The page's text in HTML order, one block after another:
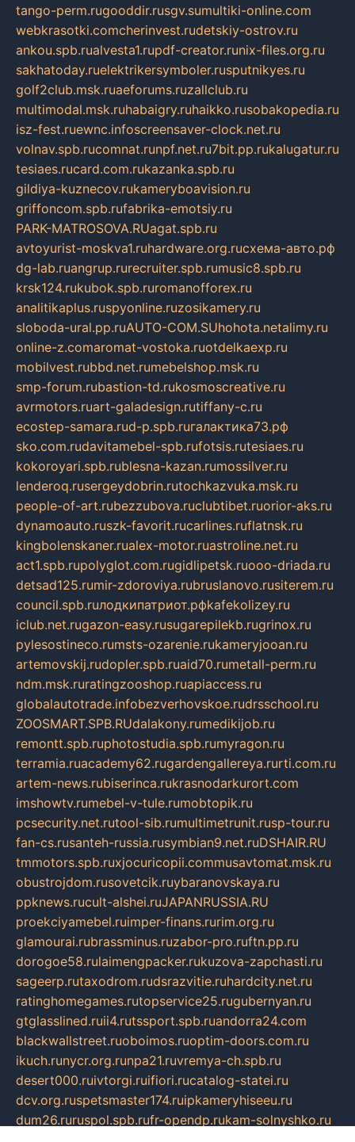
tango-perm.rugooddir.rusgv.sumultiki-online.com
webkrasotki.comcherinvest.rudetskiy-ostrov.ru
ankou.spb.rualvesta1.rupdf-creator.runix-files.org.ru
sakhatoday.ruelektrikersymboler.rusputnikyes.ru
golf2club.msk.ruaeforums.ruzallclub.ru
multimodal.msk.ruhabaigry.ruhaikko.rusobakopedia.ru
isz-fest.ruewnc.infoscreensaver-clock.net.ru
volnav.spb.rucomnat.runpf.net.ru7bit.pp.rukalugatur.ru
tesiaes.rucard.com.rukazanka.spb.ru
gildiya-kuznecov.rukameryboavision.ru
griffoncom.spb.rufabrika-emotsiy.ru
PARK-MATROSOVA.RUagat.spb.ru
avtoyurist-moskva1.ruhardware.org.ruсхема-авто.рф
dg-lab.ruangrup.rurecruiter.spb.rumusic8.spb.ru
krsk124.rukubok.spb.ruromanofforex.ru
analitikaplus.ruspyonline.ruzosikamery.ru
sloboda-ural.pp.ruAUTO-COM.SUhohota.netalimy.ru
online-z.comaromat-vostoka.ruotdelkaexp.ru
mobilvest.rubbd.net.rumebelshop.msk.ru
smp-forum.rubastion-td.rukosmoscreative.ru
avrmotors.ruart-galadesign.rutiffany-c.ru
ecostep-samara.rud-p.spb.ruгалактика73.рф
sko.com.rudavitamebel-spb.rufotsis.rutesiaes.ru
kokoroyari.spb.rublesna-kazan.rumossilver.ru
lenderoq.rusergeydobrin.rutochkazvuka.msk.ru
people-of-art.rubezzubova.ruclubtibet.ruorior-aks.ru
dynamoauto.ruszk-favorit.rucarlines.ruflatnsk.ru
kingbolenskaner.rualex-motor.ruastroline.net.ru
act1.spb.rupolyglot.com.rugidlipetsk.ruooo-driada.ru
detsad125.rumir-zdoroviya.rubruslanovo.rusiterem.ru
council.spb.ruлодкипатриот.рфkafekolizey.ru
iclub.net.rugazon-easy.rusugarepilekb.rugrinox.ru
pylesostineco.rumsts-ozarenie.rukameryjooan.ru
artemovskij.rudopler.spb.ruaid70.rumetall-perm.ru
ndm.msk.ruratingzooshop.ruapiaccess.ru
globalautotrade.infobezverhovskoe.rudrsschool.ru
ZOOSMART.SPB.RUdalakony.rumedikijob.ru
remontt.spb.ruphotostudia.spb.rumyragon.ru
terramia.ruacademy62.rugardengallereya.rurti.com.ru
artem-news.rubiserinca.rukrasnodarkurort.com
imshowtv.rumebel-v-tule.rumobtopik.ru
pcsecurity.net.rutool-sib.rumultimetrunit.rusp-tour.ru
fan-cs.rusanteh-russia.rusymbian9.net.ruDSHAIR.RU
tmmotors.spb.ruxjocuricopii.commusavtomat.msk.ru
obustrojdom.rusovetcik.ruybaranovskaya.ru
ppknews.rucult-alshei.ruJAPANRUSSIA.RU
proekciyamebel.ruimper-finans.rurim.org.ru
glamourai.rubrassminus.ruzabor-pro.ruftn.pp.ru
dorogoe58.rulaimengpacker.rukuzova-zapchasti.ru
sageerp.rutaxodrom.rudsrazvitie.ruhardcity.net.ru
ratinghomegames.rutopservice25.rugubernyan.ru
gtglasslined.ruii4.rutssport.spb.ruandorra24.com
blackwallstreet.ruoboimos.ruoptim-doors.com.ru
ikuch.runycr.org.runpa21.ruvremya-ch.spb.ru
desert000.ruivtorgi.ruifiori.rucatalog-statei.ru
dcv.org.ruspetsmaster174.ruipkameryhiseeu.ru
dum26.ruruspol.spb.rufr-opendp.rukam-solnyshko.ru